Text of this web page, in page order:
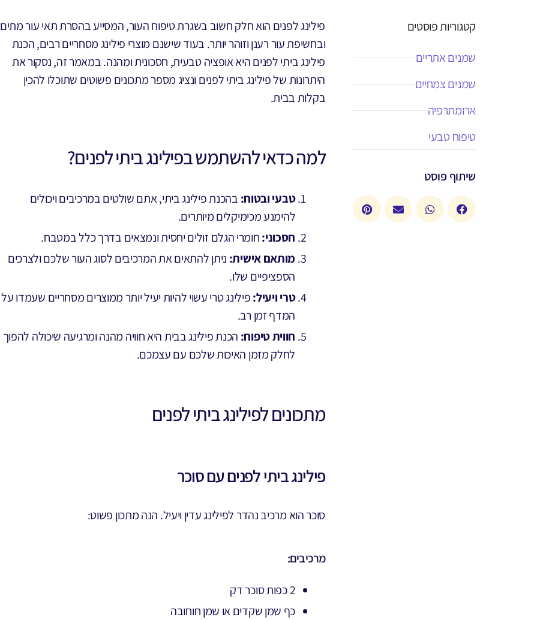
קטגוריות פוסטים
שמנים אתריים
שמנים צמחיים
ארומתרפיה
טיפוח טבעי
שיתוף פוסט
פילינג לפנים הוא חלק חשוב בשגרת טיפוח העור, המסייע בהסרת תאי עור מתים
ובחשיפת עור רענן וזוהר יותר. בעוד שישנם מוצרי פילינג מסחריים רבים, הכנת
פילינג ביתי לפנים היא אופציה טבעית, חסכונית ומהנה. במאמר זה, נסקור את
היתרונות של פילינג ביתי לפנים ונציג מספר מתכונים פשוטים שתוכלו להכין
בקלות בבית.
למה כדאי להשתמש בפילינג ביתי לפנים?
טבעי ובטוח: בהכנת פילינג ביתי, אתם שולטים במרכיבים ויכולים
להימנע מכימיקלים מיותרים.
חסכוני:חומרי הגלם זולים יחסית ונמצאים בדרך כלל במטבח.
מותאם אישית: ניתן להתאים את המרכיבים לסוג העור שלכם ולצרכים
הספציפיים שלו.
טרי ויעיל:פילינג טרי עשוי להיות יעיל יותר ממוצרים מסחריים שעמדו על
המדף זמן רב.
חווית טיפוח: הכנת פילינג בבית היא חוויה מהנה ומרגיעה שיכולה להפוך
לחלק מזמן האיכות שלכם עם עצמכם.
מתכונים לפילינג ביתי לפנים
פילינג ביתי לפנים עם סוכר
סוכר הוא מרכיב נהדר לפילינג עדין ויעיל. הנה מתכון פשוט:
מרכיבים:
2 כפות סוכר דק
כף שמן שקדים או שמן חוחובה